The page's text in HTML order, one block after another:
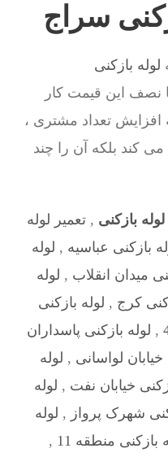
سراج
لوله بازکنی
این قیمت کار
تعداد مشتری ،
کند بلکه آن را چند
بازکنی ,تعمیر لوله
بازکنی عباسیه , لوله
میدان انقلاب , لوله
کرج , لوله بازکنی
, لوله بازکنی پاسداران
خیابان لواسانی , لوله
خیابان نفت , لوله
شهرک پرواز , لوله
بازکنی منطقه 11 ,